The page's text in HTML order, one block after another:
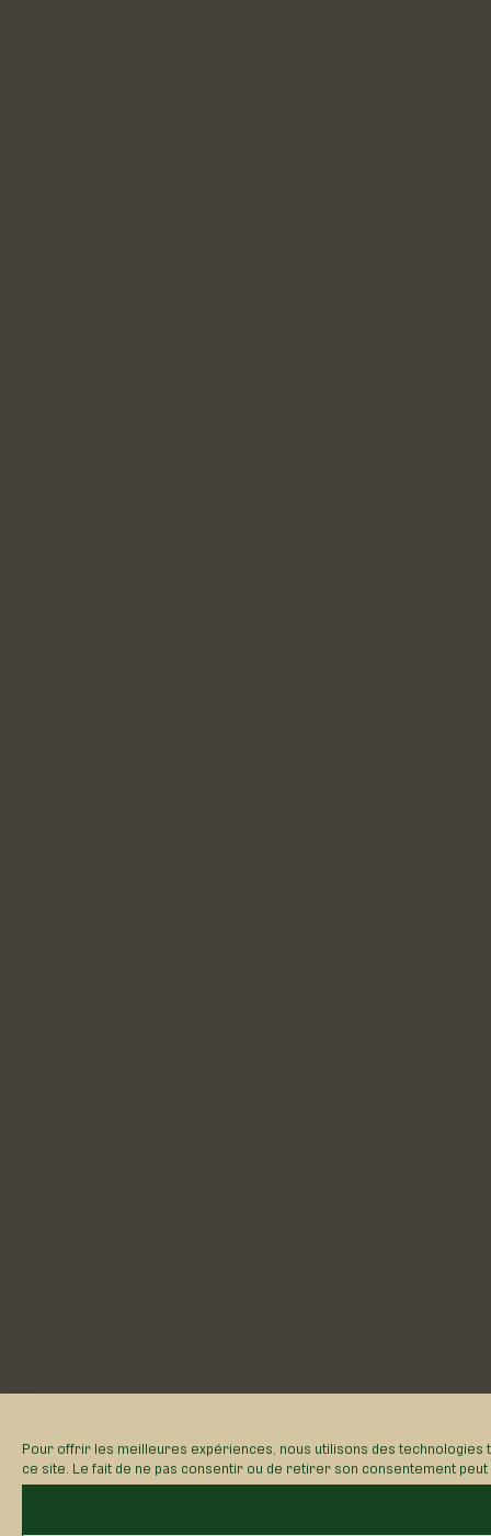
Pour offrir les meilleures expériences, nous utilisons des
ce site. Le fait de ne pas consentir ou de retirer son consentement